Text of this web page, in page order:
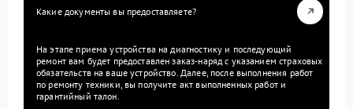
Какие документы вы предоставляете?
На этапе приема устройства на диагностику и последующий
ремонт вам будет предоставлен заказ-наряд с указанием страховых
обязательств на ваше устройство. Далее, после выполнения работ
по ремонту техники, вы получите акт выполненных работ и
гарантийный талон.